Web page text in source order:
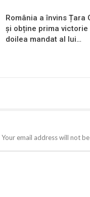
România a învins Țara
și obține prima victorie
doilea mandat al lui…
Your email address will not